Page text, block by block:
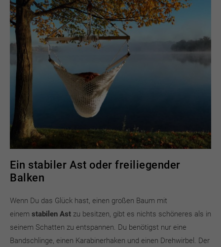
Ein stabiler Ast oder freiliegender
Balken
Wenn Du das Glück hast, einen großen Baum mit
einem stabilen Ast zu besitzen, gibt es nichts schöneres als in
seinem Schatten zu entspannen. Du benötigst nur eine
Bandschlinge, einen Karabinerhaken und einen Drehwirbel. Der